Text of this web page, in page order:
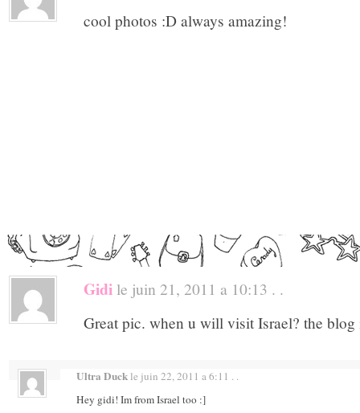
cool photos :D always amazing!
Gidi le juin 21, 2011 a 10:13 . .
Great pic. when u will visit Israel? the
Ultra Duck le juin 22, 2011 a 6:11 . .
Hey gidi! Im from Israel too :]